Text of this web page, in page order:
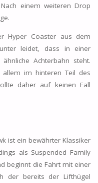
einem weiteren Drop
Hyper Coaster aus dem
leidet, dass in einer
Achterbahn steht.
im hinteren Teil des
daher auf keinen Fall
ist ein bewährter Klassiker
als Suspended Family
beginnt die Fahrt mit einer
der bereits der Lifthügel